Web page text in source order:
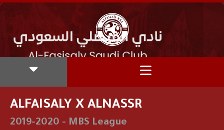
ALFAISALY X ALNASSR
2019-2020 - MBS League